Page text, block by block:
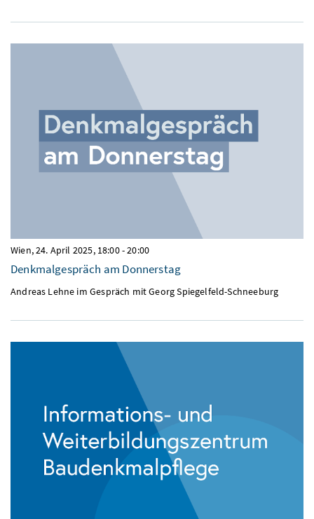
Wien,24. April 2025, 18:00-20:00
Denkmalgespräch am Donnerstag
Andreas Lehne im Gespräch mit Georg Spiegelfeld-Schneeburg